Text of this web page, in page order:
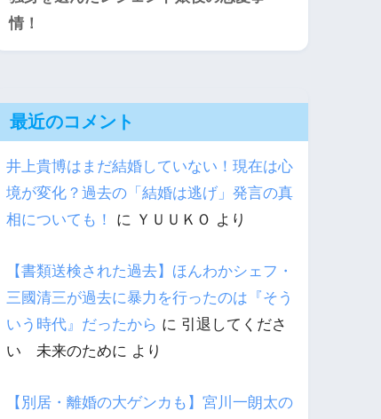
情！
最近のコメント
井上貴博はまだ結婚していない！現在は心
境が変化？過去の「結婚は逃げ」発言の真
相についても！
に ＹＵＵＫＯ より
【書類送検された過去】ほんわかシェフ・
三國清三が過去に暴力を行ったのは『そう
いう時代』だったから に 引退してくださ
い 未来のために より
【別居・離婚の大ゲンカも】宮川一朗太の